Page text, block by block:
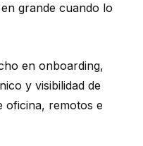
grande cuando lo
en onboarding,
y visibilidad de
oficina, remotos e